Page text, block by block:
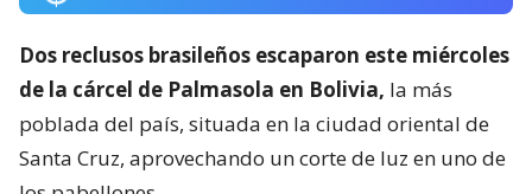
Dos reclusos brasileños escaparon este miércoles
de la cárcel de Palmasola en Bolivia, la más
poblada del país, situada en la ciudad oriental de
Santa Cruz, aprovechando un corte de luz en uno de